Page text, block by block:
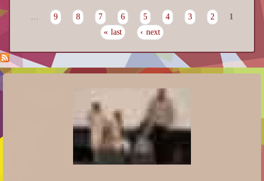
Pages
1
2
3
4
5
6
7
8
9
…
next ›
last »